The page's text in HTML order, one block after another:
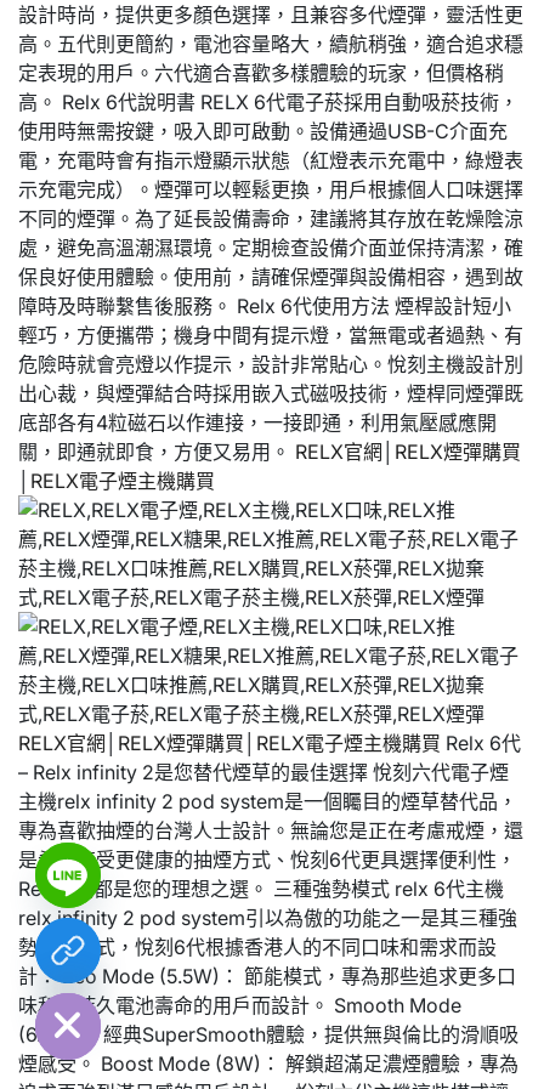
設計時尚，提供更多顏色選擇，且兼容多代煙彈，靈活性更
高。五代則更簡約，電池容量略大，續航稍強，適合追求穩
定表現的用戶。六代適合喜歡多樣體驗的玩家，但價格稍
高。 Relx 6代說明書 RELX 6代電子菸採用自動吸菸技術，
使用時無需按鍵，吸入即可啟動。設備通過USB-C介面充
電，充電時會有指示燈顯示狀態（紅燈表示充電中，綠燈表
示充電完成）。煙彈可以輕鬆更換，用戶根據個人口味選擇
不同的煙彈。為了延長設備壽命，建議將其存放在乾燥陰涼
處，避免高溫潮濕環境。定期檢查設備介面並保持清潔，確
保良好使用體驗。使用前，請確保煙彈與設備相容，遇到故
障時及時聯繫售後服務。 Relx 6代使用方法 煙桿設計短小
輕巧，方便攜帶；機身中間有提示燈，當無電或者過熱、有
危險時就會亮燈以作提示，設計非常貼心。悅刻主機設計別
出心裁，與煙彈結合時採用嵌入式磁吸技術，煙桿同煙彈既
底部各有4粒磁石以作連接，一接即通，利用氣壓感應開
關，即通就即食，方便又易用。 RELX官網 RELX煙彈購買
RELX電子煙主機購買
RELX官網 RELX煙彈購買 RELX電子煙主機購買 Relx 6代
– Relx infinity 2是您替代煙草的最佳選擇 悅刻六代電子煙
主機relx infinity 2 pod system是一個矚目的煙草替代品，
專為喜歡抽煙的台灣人士設計。無論您是正在考慮戒煙，還
是希望享受更健康的抽煙方式、悅刻6代更具選擇便利性，
Relx 6代都是您的理想之選。 三種強勢模式 relx 6代主機
relx infinity 2 pod system引以為傲的功能之一是其三種強
勢功率模式，悅刻6代根據香港人的不同口味和需求而設
計： Eco Mode (5.5W)： 節能模式，專為那些追求更多口
味和更持久電池壽命的用戶而設計。 Smooth Mode
(6.5W)： 經典SuperSmooth體驗，提供無與倫比的滑順吸
煙感受。 Boost Mode (8W)： 解鎖超滿足濃煙體驗，專為
Hide
chaty